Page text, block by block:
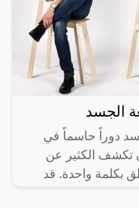
الجسد
دوراً حاسماً في
تكشف الكثير عن
بكلمة واحدة. قد